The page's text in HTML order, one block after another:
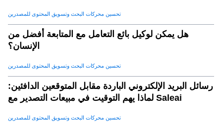
19.
5. لماذا تختار SaleAI للمبيعات الدولية؟
20
21. الخلاصة: مستقبل المبيعات الدولية مدفوع الذكاء الاصطناعي
تحسين محركات البحث وتسويق المحتوى للمصدرين
هل يمكن لوكيل بائع التعامل مع المتابعة أفضل من
الإنسان؟
تحسين محركات البحث وتسويق المحتوى للمصدرين
رسائل البريد الإلكتروني الباردة مقابل المتوقعين الدافئين:
لماذا يهم التوقيت في مبيعات التصدير مع Saleai
تحسين محركات البحث وتسويق المحتوى للمصدرين